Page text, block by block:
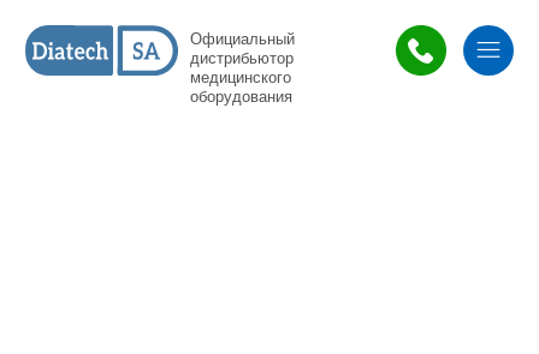
Официальный
дистрибьютор
медицинского
оборудования